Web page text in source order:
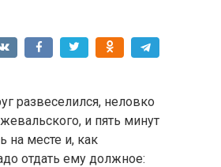
развеселился, неловко
и пять минут
на месте и, как
отдать ему должное: